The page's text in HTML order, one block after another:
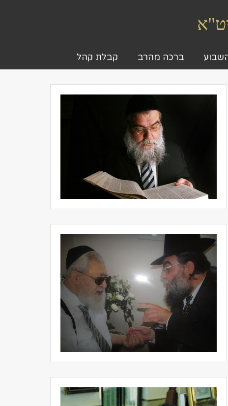
ברכה מהרב קבלת קהל